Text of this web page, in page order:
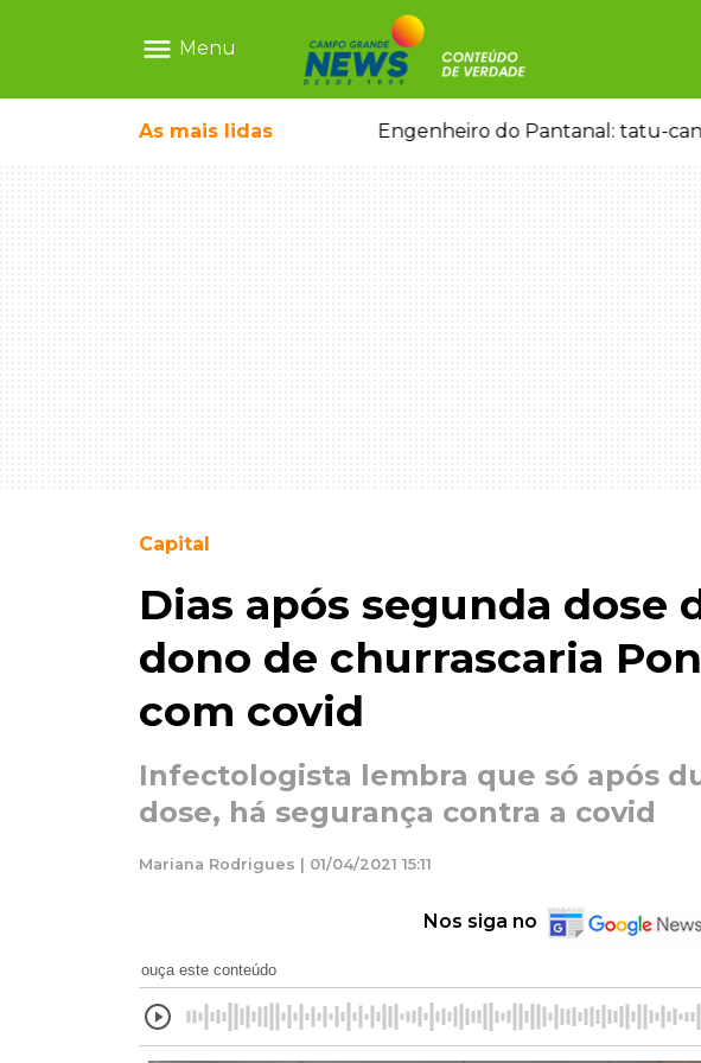
menu Menu
As mais lidas
e morre a caminho do hospital Engenheiro do Pantanal: tatu-
Capital
Dias após segunda dose
dono de churrascaria
com covid
Infectologista lembra que só após
dose, há segurança contra a covid
Mariana Rodrigues | 01/04/2021 15:11
Nos siga no
ouça este conteúdo